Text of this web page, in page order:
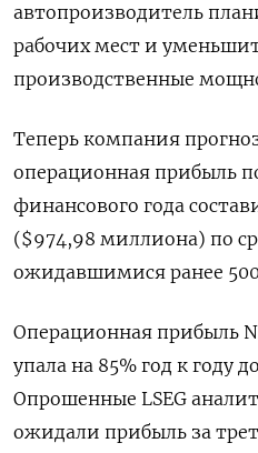
автопроизводитель
рабочих мест и
производственные
Теперь компания
операционная прибыль
финансового года
($974,98 миллиона) по
ожидавшимися ранее
Операционная прибыль
упала на 85% год к году
Опрошенные LSEG
ожидали прибыль за